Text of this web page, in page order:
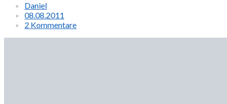
Daniel
08.08.2011
2 Kommentare